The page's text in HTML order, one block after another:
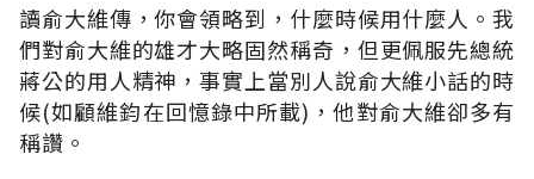
讀俞大維傳，你會領略到，什麼時候用什麼人。我
們對俞大維的雄才大略固然稱奇，但更佩服先總統
蔣公的用人精神，事實上當別人說俞大維小話的時
候(如顧維鈞在回憶錄中所載)，他對俞大維卻多有
稱讚。